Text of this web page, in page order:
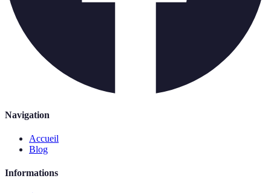
Navigation
Accueil
Blog
Informations